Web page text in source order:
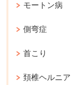
モートン病
側弯症
首こり
頚椎ヘルニア